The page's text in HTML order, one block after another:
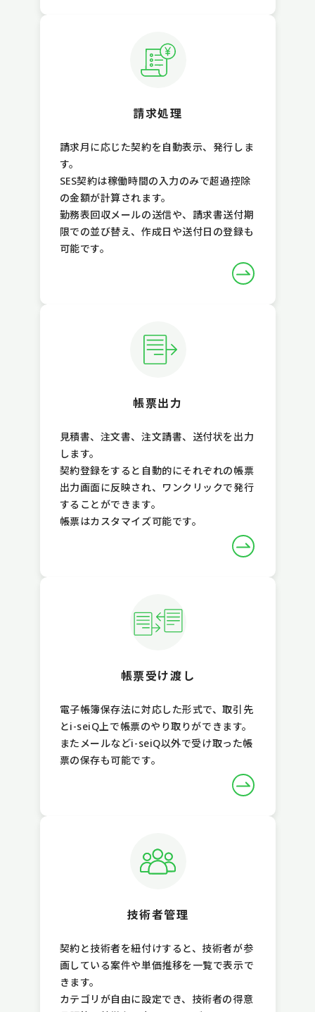
請求処理
請求月に応じた契約を自動表示、発行しま
す。
SES契約は稼働時間の入力のみで超過控除
の金額が計算されます。
勤務表回収メールの送信や、請求書送付期
限での並び替え、作成日や送付日の登録も
可能です。
帳票出力
見積書、注文書、注文請書、送付状を出力
します。
契約登録をすると自動的にそれぞれの帳票
出力画面に反映され、ワンクリックで発行
することができます。
帳票はカスタマイズ可能です。
帳票受け渡し
電子帳簿保存法に対応した形式で、取引先
とi-seiQ上で帳票のやり取りができます。
またメールなどi-seiQ以外で受け取った帳
票の保存も可能です。
技術者管理
契約と技術者を紐付けすると、技術者が参
画している案件や単価推移を一覧で表示で
きます。
カテゴリが自由に設定でき、技術者の得意